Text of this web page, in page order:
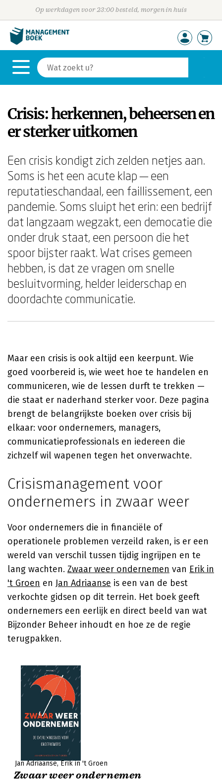
Op werkdagen voor 23:00 besteld, morgen in huis
Crisis: herkennen, beheersen en
er sterker uitkomen
Een crisis kondigt zich zelden netjes aan.
Soms is het een acute klap — een
reputatieschandaal, een faillissement, een
pandemie. Soms sluipt het erin: een bedrijf
dat langzaam wegzakt, een democatie die
onder druk staat, een persoon die het
spoor bijster raakt. Wat crises gemeen
hebben, is dat ze vragen om snelle
besluitvorming, helder leiderschap en
doordachte communicatie.
Maar een crisis is ook altijd een keerpunt. Wie
goed voorbereid is, wie weet hoe te handelen en
communiceren, wie de lessen durft te trekken —
die staat er naderhand sterker voor. Deze pagina
brengt de belangrijkste boeken over crisis bij
elkaar: voor ondernemers, managers,
communicatieprofessionals en iedereen die
zichzelf wil wapenen tegen het onverwachte.
Crisismanagement voor
ondernemers in zwaar weer
Voor ondernemers die in financiële of
operationele problemen verzeild raken, is er een
wereld van verschil tussen tijdig ingrijpen en te
lang wachten. Zwaar weer ondernemen van Erik in
't Groen en Jan Adriaanse is een van de best
verkochte gidsen op dit terrein. Het boek geeft
ondernemers een eerlijk en direct beeld van wat
Bijzonder Beheer inhoudt en hoe ze de regie
terugpakken.
Jan Adriaanse Erik in 't Groen
Zwaar weer ondernemen